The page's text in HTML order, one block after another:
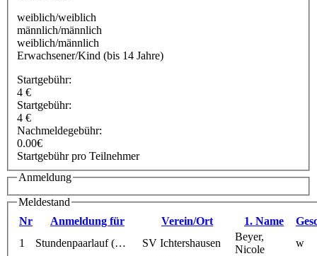
weiblich/weiblich
männlich/männlich
weiblich/männlich
Erwachsener/Kind (bis 14 Jahre)
Startgebühr:
4 €
Startgebühr:
4 €
Nachmeldegebühr:
0.00€
Startgebühr pro Teilnehmer
Anmeldung
Meldestand
Nr
Anmeldung für Verein/Ort 1. Name
1
Stundenpaarlauf (… SV Ichtershausen
Beyer,
Nicole
w